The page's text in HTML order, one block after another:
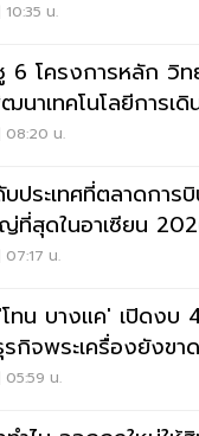
น.
โครงการหลัก วิท
าเทคโนโลยีการเดิ
นยุคใหม่
08:20 น.
ประเทศที่ตลาดการ
สุดในอาเซียน
ไทยแล้ว
น.
โทน บางแค' เปิดงบ
กิจพระเครื่องยังขา
05:59 น.